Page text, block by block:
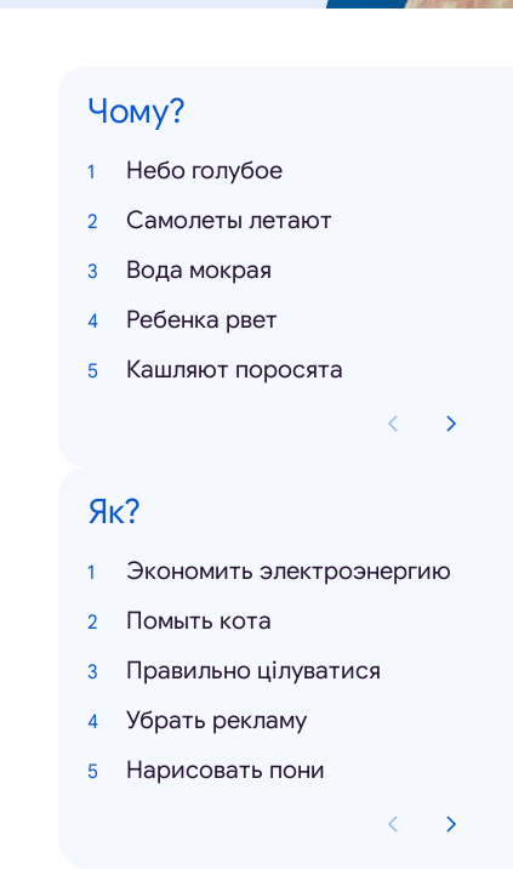
Чому?
Небо голубое
Самолеты летают
Вода мокрая
Ребенка рвет
Кашляют поросята
Як?
Экономить электроэнергию
Помыть кота
Правильно цілуватися
Убрать рекламу
Нарисовать пони